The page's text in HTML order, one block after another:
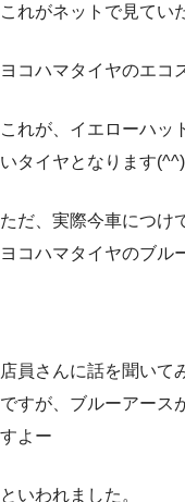
これがネットで見てい
ヨコハマタイヤのエコ
これが、イエローハッ
いタイヤとなります(^^)
ただ、実際今車につけ
ヨコハマタイヤのブル
店員さんに話を聞いて
ですが、ブルーアース
すよー
といわれました。